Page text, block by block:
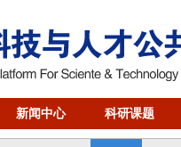
新闻中心 科研课题